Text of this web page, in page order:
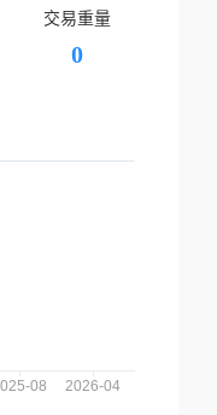
交易重量
0